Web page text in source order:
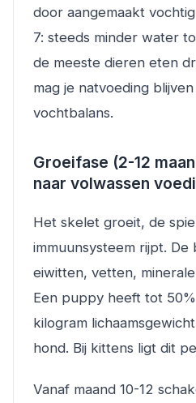
door aangemaakt
7: steeds minder water
de meeste dieren eten
mag je natvoeding
vochtbalans.
Groeifase (2-12
naar volwassen
Het skelet groeit, de
immuunsysteem rijpt. De
eiwitten, vetten,
Een puppy heeft tot
kilogram
hond. Bij kittens ligt dit
Vanaf maand 10-12